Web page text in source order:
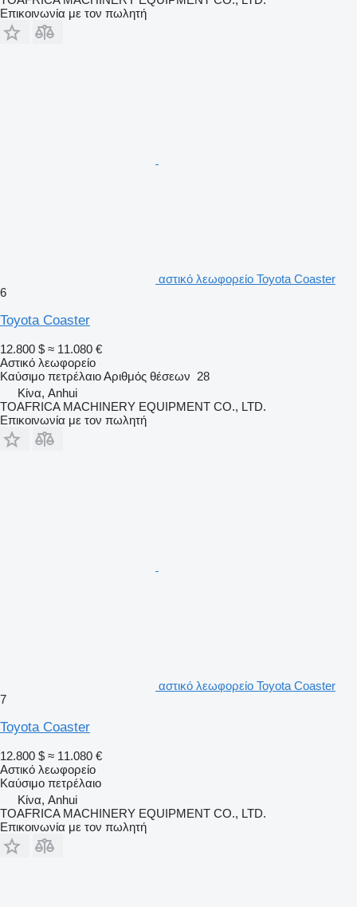
Επικοινωνία με τον πωλητή
αστικό λεωφορείο Toyota Coaster
6
Toyota Coaster
12.800 $ ≈ 11.080 €
Αστικό λεωφορείο
Καύσιμο πετρέλαιοΑριθμός θέσεων 28
Κίνα, Anhui
TOAFRICA MACHINERY EQUIPMENT CO., LTD.
Επικοινωνία με τον πωλητή
αστικό λεωφορείο Toyota Coaster
7
Toyota Coaster
12.800 $ ≈ 11.080 €
Αστικό λεωφορείο
Καύσιμο πετρέλαιο
Κίνα, Anhui
TOAFRICA MACHINERY EQUIPMENT CO., LTD.
Επικοινωνία με τον πωλητή